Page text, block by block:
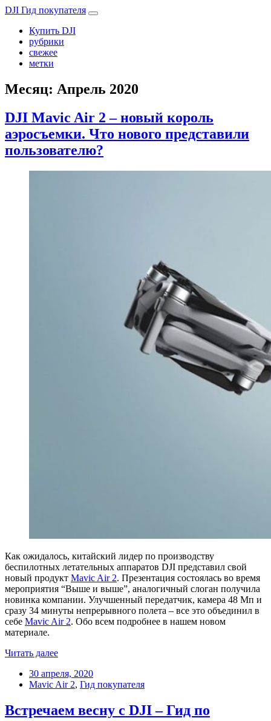
DJI Гид покупателя
Купить DJI
рубрики
свежее
метки
Месяц: Апрель 2020
DJI Mavic Air 2 – новый король
аэросъемки. Что нового представили
пользователю?
Как ожидалось, китайский лидер по производству
беспилотных летательных аппаратов DJI представил свой
новый продукт Mavic Air 2. Презентация состоялась во время
мероприятия “Выше и выше”, аналогичный слоган получила
новинка компании. Улучшенный передатчик, камера 48 Мп и
сразу 34 минуты непрерывного полета – все это объединил в
себе Mavic Air 2. Обо всем подробнее в нашем новом
материале.
Читать далее
30 апреля, 2020
Mavic Air 2, Гид покупателя
Встречаем весну с DJI – Гид по